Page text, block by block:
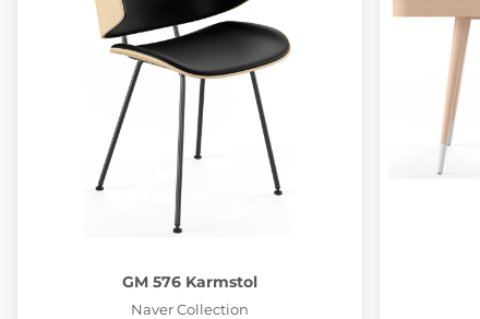
GM 576 Karmstol
Naver Collection